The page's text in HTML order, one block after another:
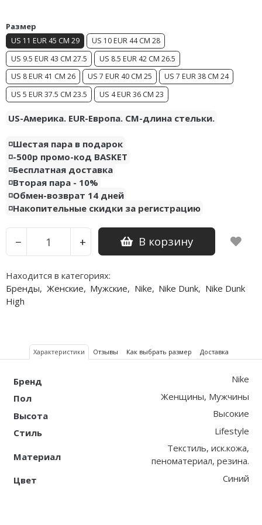
Размер
US 11 EUR 45 CM 29
US 10 EUR 44 CM 28
US 9.5 EUR 43 CM 27.5
US 8.5 EUR 42 CM 26.5
US 8 EUR 41 CM 26
US 7 EUR 40 CM 25
US 7 EUR 38 CM 24
US 5 EUR 37.5 CM 23.5
US 4 EUR 36 CM 23
US-Америка. EUR-Европа. CM-длина стельки.
◽️Шестая пара в подарок
◽️-500р промо-код BASKET
◽️Бесплатная доставка
◽️Вторая пара - 10%
◽️Обмен-возврат 14 дней
◽️Накопительные скидки за регистрацию
− + В корзину
Находится в категориях:
Бренды, Женские, Мужские, Nike, Nike Dunk, Nike Dunk
High
Характеристики Отзывы Как выбрать размер Доставка
Бренд
Nike
Пол
Женщины, Мужчины
Высота
Высокие
Стиль
Lifestyle
Материал
Текстиль, иск.кожа,
пеноматериал, резина.
Цвет
Синий
Air Jordan 12
Air Jordan 13
Air Jordan 14
Air Jordan 15
Air Jordan 23